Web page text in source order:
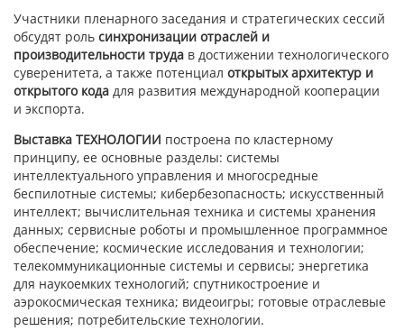
Участники пленарного заседания и стратегических сессий
обсудят роль синхронизации отраслей и
производительности труда в достижении технологического
суверенитета, а также потенциал открытых архитектур и
открытого кода для развития международной кооперации
и экспорта.
Выставка ТЕХНОЛОГИИ построена по кластерному
принципу, ее основные разделы: системы
интеллектуального управления и многосредные
беспилотные системы; кибербезопасность; искусственный
интеллект; вычислительная техника и системы хранения
данных; сервисные роботы и промышленное программное
обеспечение; космические исследования и технологии;
телекоммуникационные системы и сервисы; энергетика
для наукоемких технологий; спутникостроение и
аэрокосмическая техника; видеоигры; готовые отраслевые
решения; потребительские технологии.